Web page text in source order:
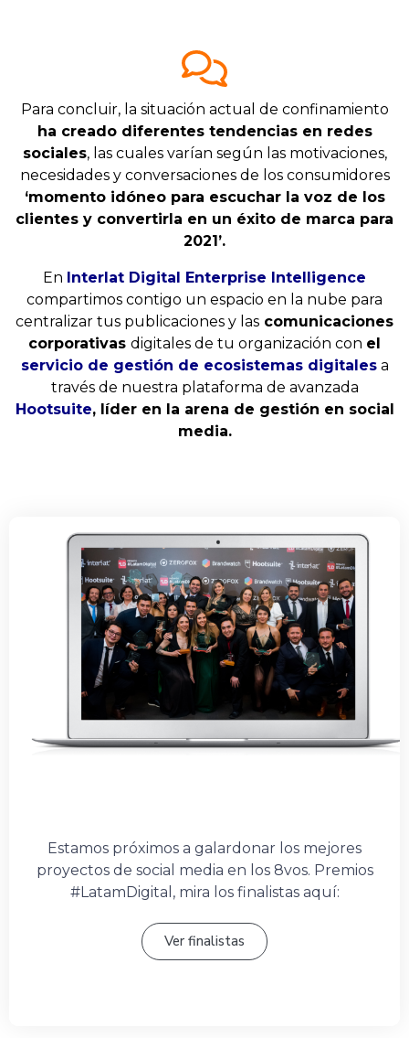
Para concluir, la situación actual de confinamiento
ha creado diferentes tendencias en redes
sociales, las cuales varían según las motivaciones,
necesidades y conversaciones de los consumidores
‘momento idóneo para escuchar la voz de los
clientes y convertirla en un éxito de marca para
2021’.
En Interlat Digital Enterprise Intelligence
compartimos contigo un espacio en la nube para
centralizar tus publicaciones y las comunicaciones
corporativas digitales de tu organización con el
servicio de gestión de ecosistemas digitalesa
través de nuestra plataforma de avanzada
Hootsuite, líder en la arena de gestión en social
media.
Estamos próximos a galardonar los mejores
proyectos de social media en los 8vos. Premios
#LatamDigital, mira los finalistas aquí:
Ver finalistas